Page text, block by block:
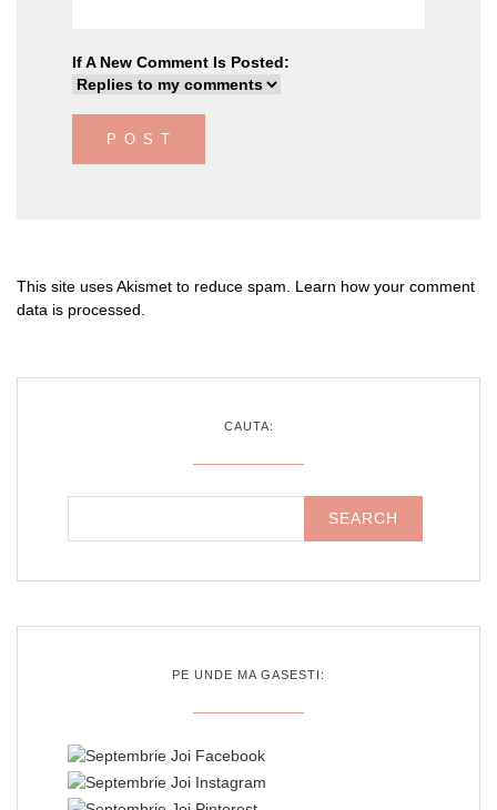
If A New Comment Is Posted:
This site uses Akismet to reduce spam. Learn how your comment
data is processed
CAUTA:
PE UNDE MA GASESTI: